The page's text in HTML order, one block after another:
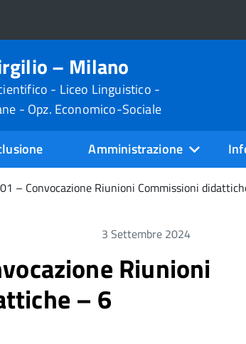
– Milano
- Liceo Linguistico -
- Opz. Economico-Sociale
Amministrazione
– Convocazione Riunioni Commissioni
3 Settembre 2024
Riunioni
– 6